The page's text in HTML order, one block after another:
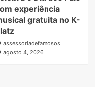
experiência
gratuita no K-
assessoriadefamosos
agosto 4, 2026